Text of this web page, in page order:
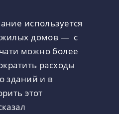
используется
жилых домов — с
можно более
расходы
зданий и в
этот